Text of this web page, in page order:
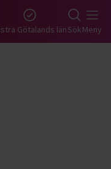
Götalands länSökMeny